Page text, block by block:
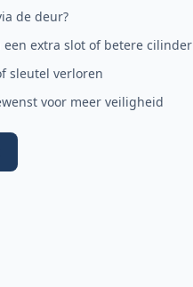
de deur?
een extra slot of betere cilinder
sleutel verloren
voor meer veiligheid